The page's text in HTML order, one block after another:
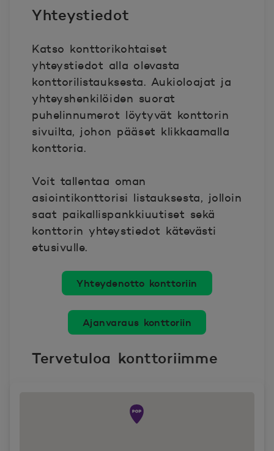
Yhteystiedot
Katso konttorikohtaiset
yhteystiedot alla olevasta
konttorilistauksesta. Aukioloajat ja
yhteyshenkilöiden suorat
puhelinnumerot löytyvät konttorin
sivuilta, johon pääset klikkaamalla
konttoria.
Voit tallentaa oman
asiointikonttorisi listauksesta, jolloin
saat paikallispankkiuutiset sekä
konttorin yhteystiedot kätevästi
etusivulle.
Yhteydenotto konttoriin
Ajanvaraus konttoriin
Tervetuloa konttoriimme